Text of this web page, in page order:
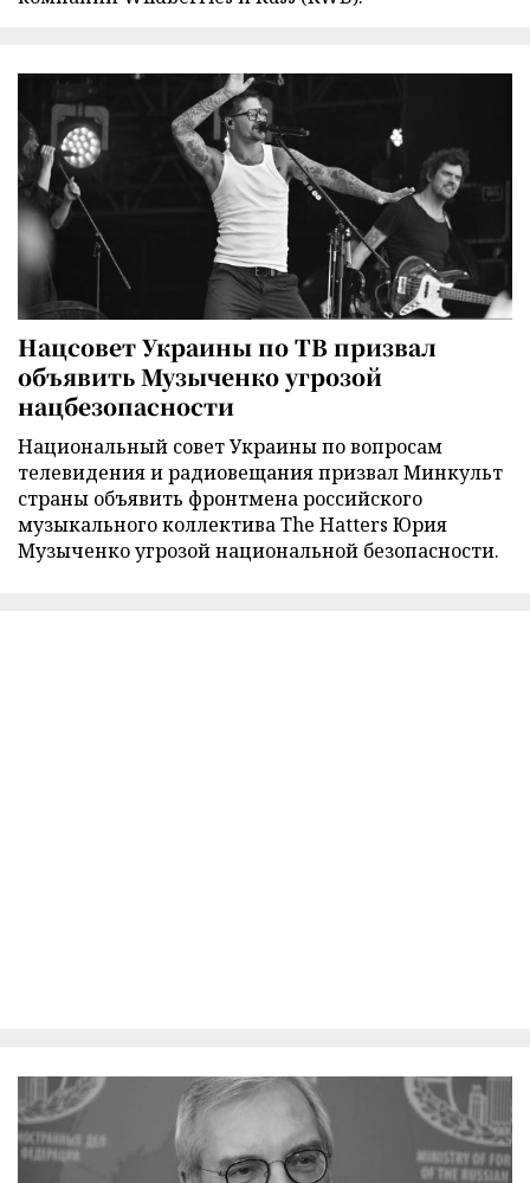
Нацсовет Украины по ТВ призвал
объявить Музыченко угрозой
нацбезопасности
Национальный совет Украины по вопросам
телевидения и радиовещания призвал Минкульт
страны объявить фронтмена российского
музыкального коллектива The Hatters Юрия
Музыченко угрозой национальной безопасности.